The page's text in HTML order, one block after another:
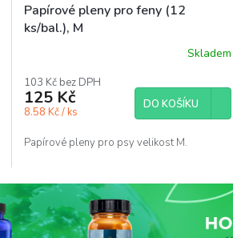
Papírové pleny pro feny (12
ks/bal.), M
Skladem
103 Kč bez DPH
125 Kč
8.58 Kč / ks
DO KOŠÍKU
Papírové pleny pro psy velikost M.